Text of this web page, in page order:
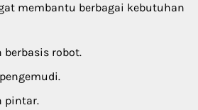
membantu berbagai kebutuhan
berbasis robot.
pintar.